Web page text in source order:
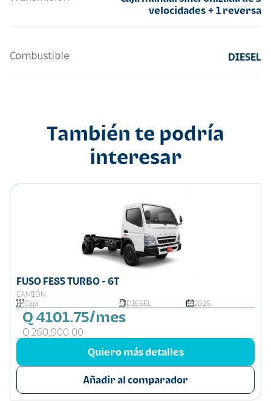
velocidades + 1 reversa
Combustible DIESEL
También te podría
interesar
FUSO FE85 TURBO - 6T
CAMIÓN
Caja
DIESEL 2026
Q 4101.75/mes
Q 260,900.00
Quiero más detalles
Añadir al comparador